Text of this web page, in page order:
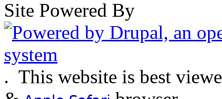
Site Powered By
. This website is best